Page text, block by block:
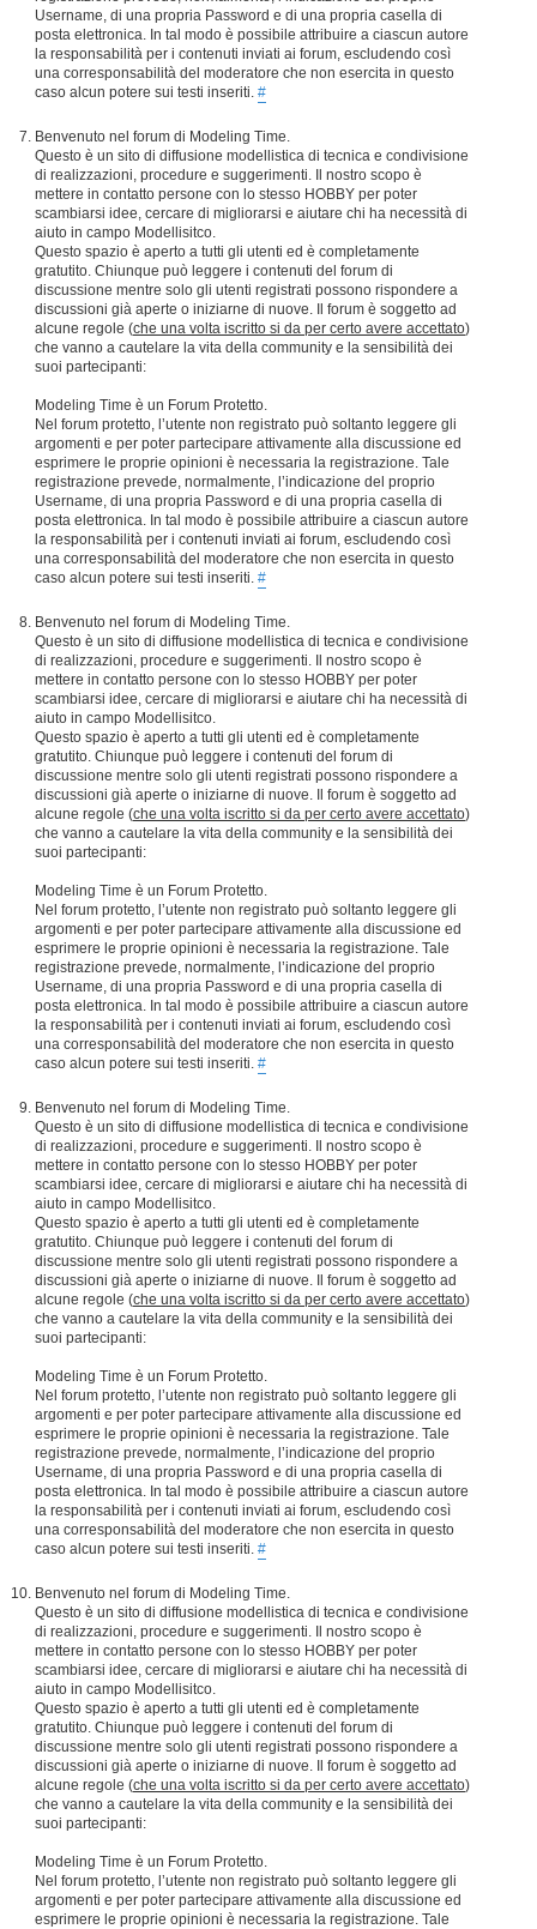
Username, di una propria Password e di una propria casella di
posta elettronica. In tal modo è possibile attribuire a ciascun autore
la responsabilità per i contenuti inviati ai forum, escludendo così
una corresponsabilità del moderatore che non esercita in questo
caso alcun potere sui testi inseriti. #
Benvenuto nel forum di Modeling Time.
Questo è un sito di diffusione modellistica di tecnica e condivisione
di realizzazioni, procedure e suggerimenti. Il nostro scopo è
mettere in contatto persone con lo stesso HOBBY per poter
scambiarsi idee, cercare di migliorarsi e aiutare chi ha necessità di
aiuto in campo Modellisitco.
Questo spazio è aperto a tutti gli utenti ed è completamente
gratutito. Chiunque può leggere i contenuti del forum di
discussione mentre solo gli utenti registrati possono rispondere a
discussioni già aperte o iniziarne di nuove. Il forum è soggetto ad
alcune regole (che una volta iscritto si da per certo avere accettato)
che vanno a cautelare la vita della community e la sensibilità dei
suoi partecipanti:
Modeling Time è un Forum Protetto.
Nel forum protetto, l’utente non registrato può soltanto leggere gli
argomenti e per poter partecipare attivamente alla discussione ed
esprimere le proprie opinioni è necessaria la registrazione. Tale
registrazione prevede, normalmente, l’indicazione del proprio
Username, di una propria Password e di una propria casella di
posta elettronica. In tal modo è possibile attribuire a ciascun autore
la responsabilità per i contenuti inviati ai forum, escludendo così
una corresponsabilità del moderatore che non esercita in questo
caso alcun potere sui testi inseriti. #
Benvenuto nel forum di Modeling Time.
Questo è un sito di diffusione modellistica di tecnica e condivisione
di realizzazioni, procedure e suggerimenti. Il nostro scopo è
mettere in contatto persone con lo stesso HOBBY per poter
scambiarsi idee, cercare di migliorarsi e aiutare chi ha necessità di
aiuto in campo Modellisitco.
Questo spazio è aperto a tutti gli utenti ed è completamente
gratutito. Chiunque può leggere i contenuti del forum di
discussione mentre solo gli utenti registrati possono rispondere a
discussioni già aperte o iniziarne di nuove. Il forum è soggetto ad
alcune regole (che una volta iscritto si da per certo avere accettato)
che vanno a cautelare la vita della community e la sensibilità dei
suoi partecipanti:
Modeling Time è un Forum Protetto.
Nel forum protetto, l’utente non registrato può soltanto leggere gli
argomenti e per poter partecipare attivamente alla discussione ed
esprimere le proprie opinioni è necessaria la registrazione. Tale
registrazione prevede, normalmente, l’indicazione del proprio
Username, di una propria Password e di una propria casella di
posta elettronica. In tal modo è possibile attribuire a ciascun autore
la responsabilità per i contenuti inviati ai forum, escludendo così
una corresponsabilità del moderatore che non esercita in questo
caso alcun potere sui testi inseriti. #
Benvenuto nel forum di Modeling Time.
Questo è un sito di diffusione modellistica di tecnica e condivisione
di realizzazioni, procedure e suggerimenti. Il nostro scopo è
mettere in contatto persone con lo stesso HOBBY per poter
scambiarsi idee, cercare di migliorarsi e aiutare chi ha necessità di
aiuto in campo Modellisitco.
Questo spazio è aperto a tutti gli utenti ed è completamente
gratutito. Chiunque può leggere i contenuti del forum di
discussione mentre solo gli utenti registrati possono rispondere a
discussioni già aperte o iniziarne di nuove. Il forum è soggetto ad
alcune regole (che una volta iscritto si da per certo avere accettato)
che vanno a cautelare la vita della community e la sensibilità dei
suoi partecipanti:
Modeling Time è un Forum Protetto.
Nel forum protetto, l’utente non registrato può soltanto leggere gli
argomenti e per poter partecipare attivamente alla discussione ed
esprimere le proprie opinioni è necessaria la registrazione. Tale
registrazione prevede, normalmente, l’indicazione del proprio
Username, di una propria Password e di una propria casella di
posta elettronica. In tal modo è possibile attribuire a ciascun autore
la responsabilità per i contenuti inviati ai forum, escludendo così
una corresponsabilità del moderatore che non esercita in questo
caso alcun potere sui testi inseriti. #
Benvenuto nel forum di Modeling Time.
Questo è un sito di diffusione modellistica di tecnica e condivisione
di realizzazioni, procedure e suggerimenti. Il nostro scopo è
mettere in contatto persone con lo stesso HOBBY per poter
scambiarsi idee, cercare di migliorarsi e aiutare chi ha necessità di
aiuto in campo Modellisitco.
Questo spazio è aperto a tutti gli utenti ed è completamente
gratutito. Chiunque può leggere i contenuti del forum di
discussione mentre solo gli utenti registrati possono rispondere a
discussioni già aperte o iniziarne di nuove. Il forum è soggetto ad
alcune regole (che una volta iscritto si da per certo avere accettato)
che vanno a cautelare la vita della community e la sensibilità dei
suoi partecipanti:
Modeling Time è un Forum Protetto.
Nel forum protetto, l’utente non registrato può soltanto leggere gli
argomenti e per poter partecipare attivamente alla discussione ed
esprimere le proprie opinioni è necessaria la registrazione. Tale